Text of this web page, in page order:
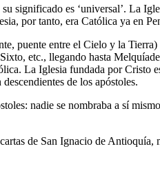
significado es ‘universal’. La
por tanto, era Católica ya en
puente entre el Cielo y la Tierra)
etc., llegando hasta
La Iglesia fundada por
de los apóstoles.
nadie se nombraba a sí
de San Ignacio de